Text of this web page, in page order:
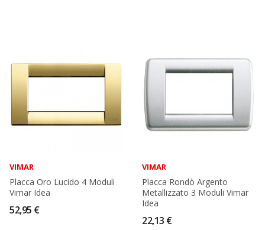
VIMAR
Placca Oro Lucido 4 Moduli
Vimar Idea
52,95 €
VIMAR
Placca Rondò Argento
Metallizzato 3 Moduli Vimar
Idea
22,13 €